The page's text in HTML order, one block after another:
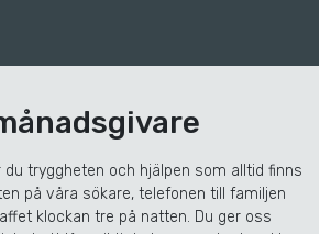
tryggheten och hjälpen som alltid finns
på våra sökare, telefonen till familjen
klockan tre på natten. Du ger oss